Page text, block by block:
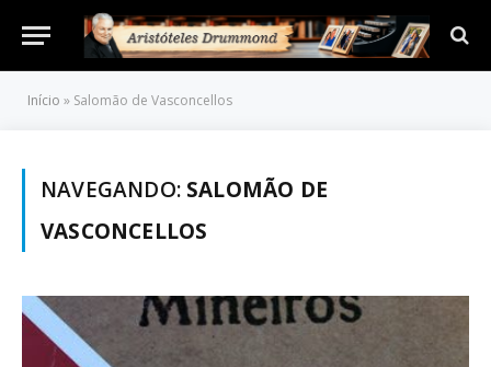
Início » Salomão de Vasconcellos
NAVEGANDO: SALOMÃO DE
VASCONCELLOS